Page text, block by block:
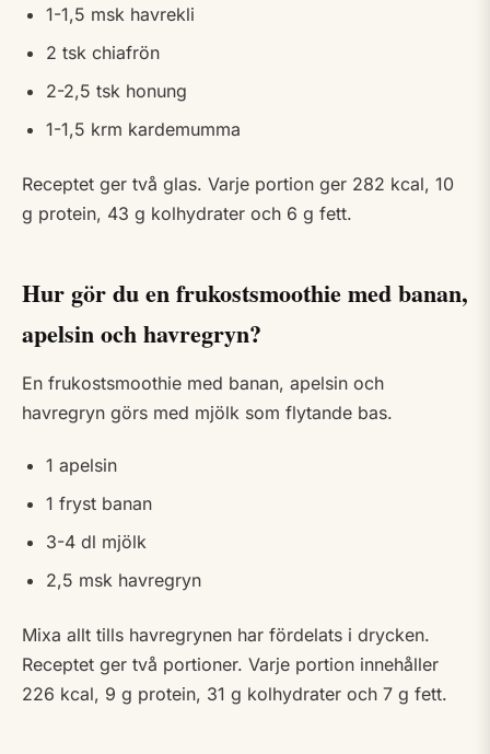
1-1,5 msk havrekli
2 tsk chiafrön
2-2,5 tsk honung
1-1,5 krm kardemumma
Receptet ger två glas. Varje portion ger 282 kcal, 10
g protein, 43 g kolhydrater och 6 g fett.
Hur gör du en frukostsmoothie med banan,
apelsin och havregryn?
En frukostsmoothie med banan, apelsin och
havregryn görs med mjölk som flytande bas.
1 apelsin
1 fryst banan
3-4 dl mjölk
2,5 msk havregryn
Mixa allt tills havregrynen har fördelats i drycken.
Receptet ger två portioner. Varje portion innehåller
226 kcal, 9 g protein, 31 g kolhydrater och 7 g fett.